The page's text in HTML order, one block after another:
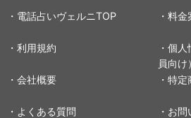
・電話占いヴェルニTOP ・料金
・利用規約
・個
員向け）
・会社概要
・特定
・よくある質問 ・お